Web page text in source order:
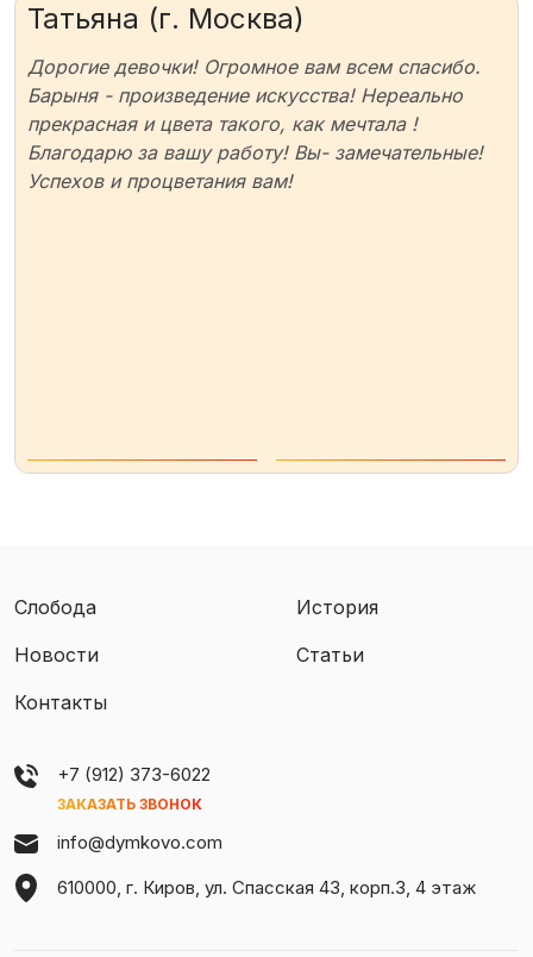
Татьяна (г. Москва)
Дорогие девочки! Огромное вам всем спасибо.
Барыня - произведение искусства! Нереально
прекрасная и цвета такого, как мечтала !
Благодарю за вашу работу! Вы- замечательные!
Успехов и процветания вам!
Слобода
История
Новости
Статьи
Контакты
+7 (912) 373-6022
ЗАКАЗАТЬ ЗВОНОК
info@dymkovo.com
610000, г. Киров, ул. Спасская 43, корп.3, 4 этаж